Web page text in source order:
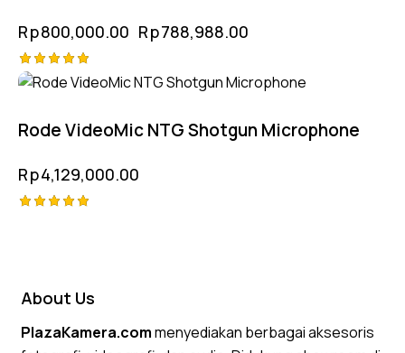
Rp800,000.00 Rp788,988.00
Rated
Rode VideoMic NTG Shotgun Microphone
Rp4,129,000.00
About Us
PlazaKamera.commenyediakan berbagai aksesoris